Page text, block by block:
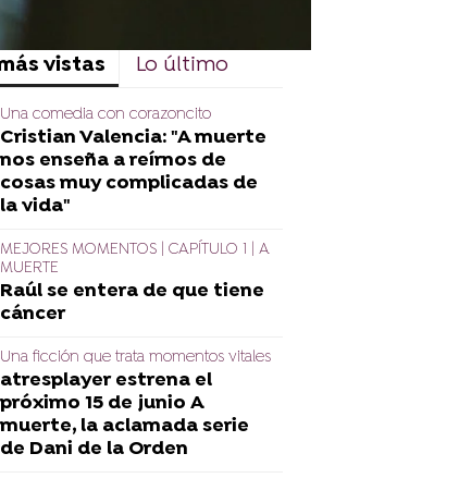
capítulo 6
vistas Lo último
Una comedia con corazoncito
Cristian Valencia: "A muerte
nos enseña a reírnos de
cosas muy complicadas de
la vida"
MEJORES MOMENTOS | CAPÍTULO 1 | A
MUERTE
Raúl se entera de que tiene
cáncer
Una ficción que trata momentos vitales
atresplayer estrena el
próximo 15 de junio A
muerte, la aclamada serie
de Dani de la Orden